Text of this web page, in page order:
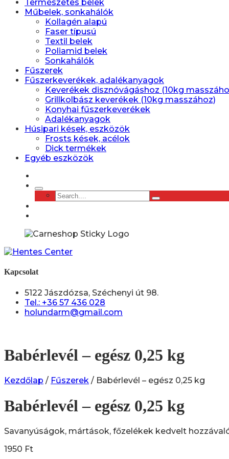
Természetes belek
Műbelek, sonkahálók
Kollagén alapú
Faser típusú
Textil belek
Poliamid belek
Sonkahálók
Fűszerek
Fűszerkeverékek, adalékanyagok
Keverékek disznóvágáshoz (10kg
Grillkolbász keverékek (10kg masszához)
Konyhai fűszerkeverékek
Adalékanyagok
Húsipari kések, eszközök
Frosts kések, acélok
Dick termékek
Egyéb eszközök
Kapcsolat
5122 Jászdózsa, Széchenyi út 98.
Tel.: +36 57 436 028
holundarm@gmail.com
Babérlevél – egész 0,25 kg
Kezdőlap / Fűszerek / Babérlevél – egész 0,25 kg
Babérlevél – egész 0,25 kg
Savanyúságok, mártások, főzelékek kedvelt
1950 Ft